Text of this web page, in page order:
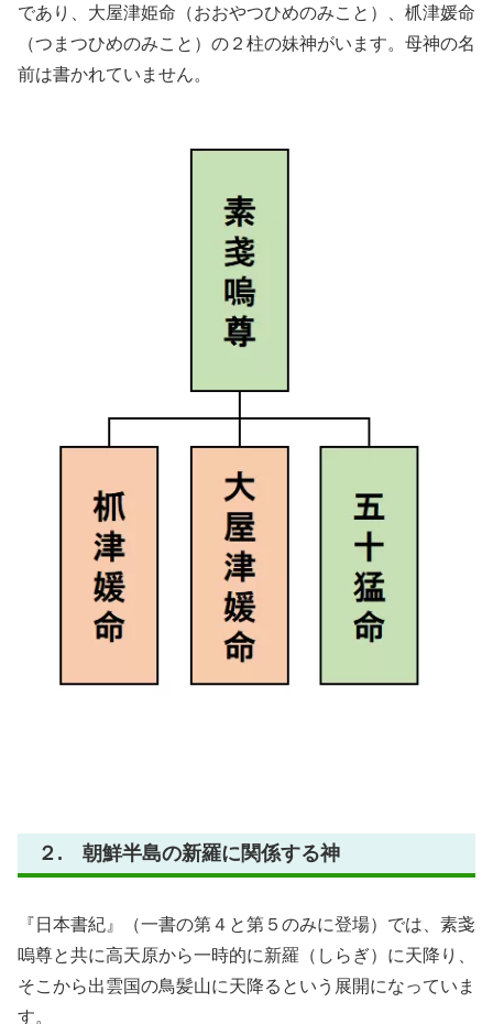
であり、大屋津姫命（おおやつひめのみこと）、枛津媛命
（つまつひめのみこと）の２柱の妹神がいます。母神の名
前は書かれていません。
２. 朝鮮半島の新羅に関係する神
『日本書紀』（一書の第４と第５のみに登場）では、素戔
嗚尊と共に高天原から一時的に新羅（しらぎ）に天降り、
そこから出雲国の鳥髪山に天降るという展開になっていま
す。